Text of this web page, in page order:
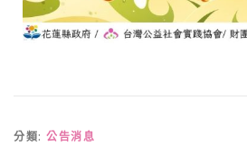
分類: 公告消息